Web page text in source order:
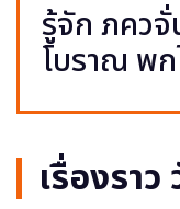
รู้จัก ภควจั่
โบราณ พ
เรื่องราว